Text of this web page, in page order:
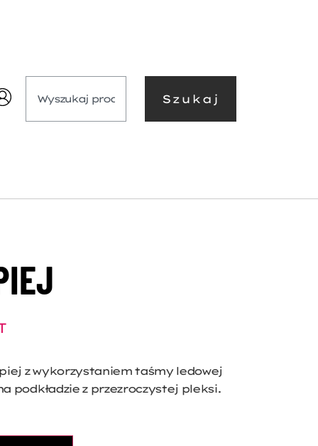
Szukaj
z wykorzystaniem taśmy ledowej
podkładzie z przezroczystej pleksi.